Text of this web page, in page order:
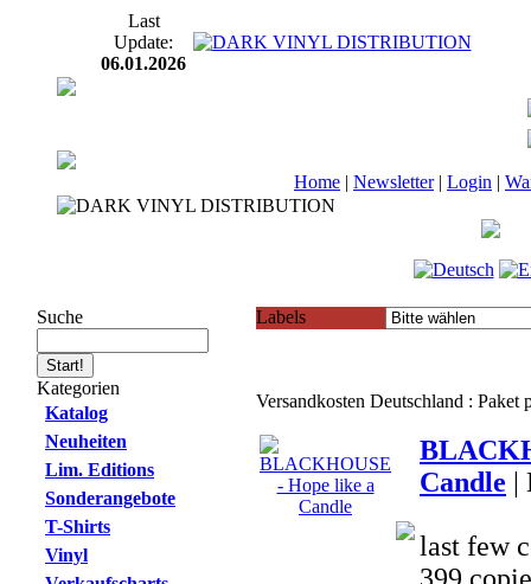
Last
Update:
06.01.2026
Home | Newsletter| Login |
Suche
Kategorien
Katalog
Neuheiten
Lim. Editions
Sonderangebote
T-Shirts
Vinyl
Labels
Versandkosten Deutschland : Paket
Candle |
last few